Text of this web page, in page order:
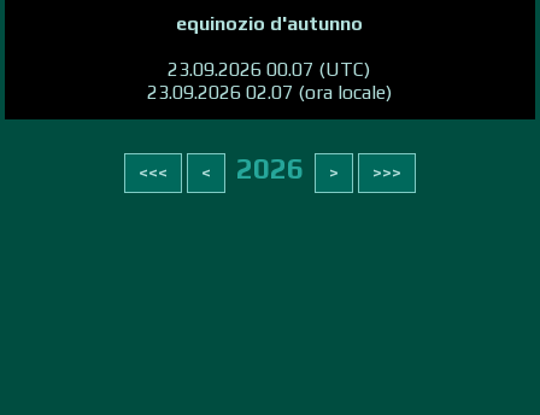
equinozio d'autunno
23.09.2026 00.07 (UTC)
23.09.2026 02.07 (ora locale)
2026